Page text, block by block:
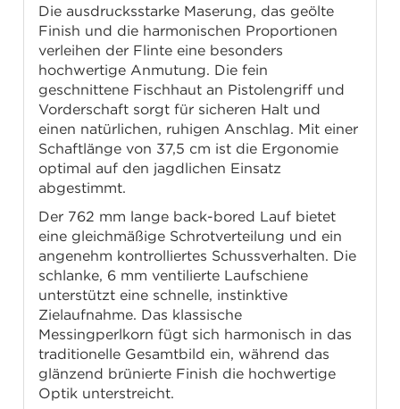
Die ausdrucksstarke Maserung, das geölte
Finish und die harmonischen Proportionen
verleihen der Flinte eine besonders
hochwertige Anmutung. Die fein
geschnittene Fischhaut an Pistolengriff und
Vorderschaft sorgt für sicheren Halt und
einen natürlichen, ruhigen Anschlag. Mit einer
Schaftlänge von 37,5 cm ist die Ergonomie
optimal auf den jagdlichen Einsatz
abgestimmt.
Der 762 mm lange back-bored Lauf bietet
eine gleichmäßige Schrotverteilung und ein
angenehm kontrolliertes Schussverhalten. Die
schlanke, 6 mm ventilierte Laufschiene
unterstützt eine schnelle, instinktive
Zielaufnahme. Das klassische
Messingperlkorn fügt sich harmonisch in das
traditionelle Gesamtbild ein, während das
glänzend brünierte Finish die hochwertige
Optik unterstreicht.